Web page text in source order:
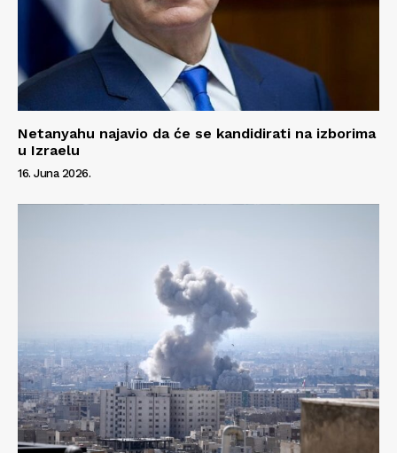
Netanyahu najavio da će se kandidirati na izborima
u Izraelu
16. Juna 2026.